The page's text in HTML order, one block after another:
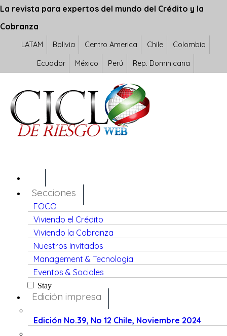
La revista para expertos del mundo del Crédito y la
Cobranza
LATAM Bolivia Centro America Chile Colombia
Ecuador México Perú Rep. Dominicana
Secciones
FOCO
Viviendo el Crédito
Viviendo la Cobranza
Nuestros Invitados
Management & Tecnología
Eventos & Sociales
Stay
Edición impresa
Edición No.39, No 12 Chile, Noviembre 2024